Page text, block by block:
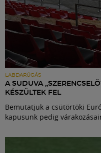
LABDARÚGÁS
A SUDUVA
KÉSZÜLTEK FEL
Bemutatjuk a csütörtöki
kapusunk pedig